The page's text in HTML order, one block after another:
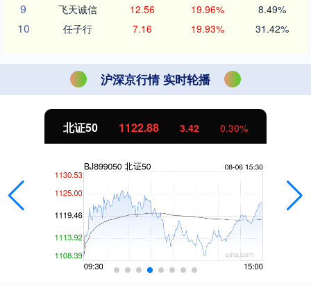
9 飞天诚信 12.56 19.96% 8.49%
10 任子行 7.16 19.93% 31.42%
沪深京行情 实时轮播
北证50 1122.88 3.42 0.30%